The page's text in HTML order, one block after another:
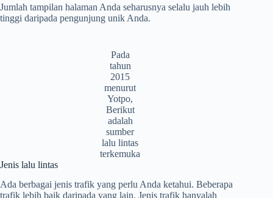
Jumlah tampilan halaman Anda seharusnya selalu jauh lebih
tinggi daripada pengunjung unik Anda.
Pada
tahun
2015
menurut
Yotpo,
Berikut
adalah
sumber
lalu lintas
terkemuka
Jenis lalu lintas
Ada berbagai jenis trafik yang perlu Anda ketahui. Beberapa
trafik lebih baik daripada yang lain. Jenis trafik hanyalah